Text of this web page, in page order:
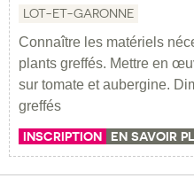
LOT-ET-GARONNE
Connaître les matériels
plants greffés. Mettre en
sur tomate et aubergine.
greffés
INSCRIPTION EN SAVOIR